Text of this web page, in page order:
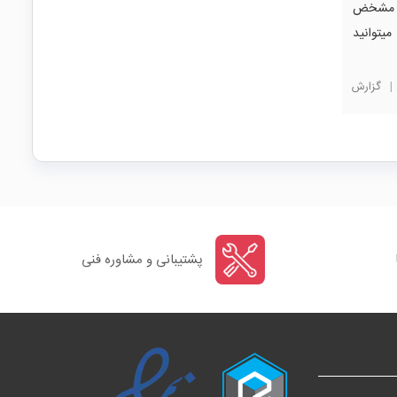
مشخض
| گزارش
پشتیبانی و مشاوره فنی